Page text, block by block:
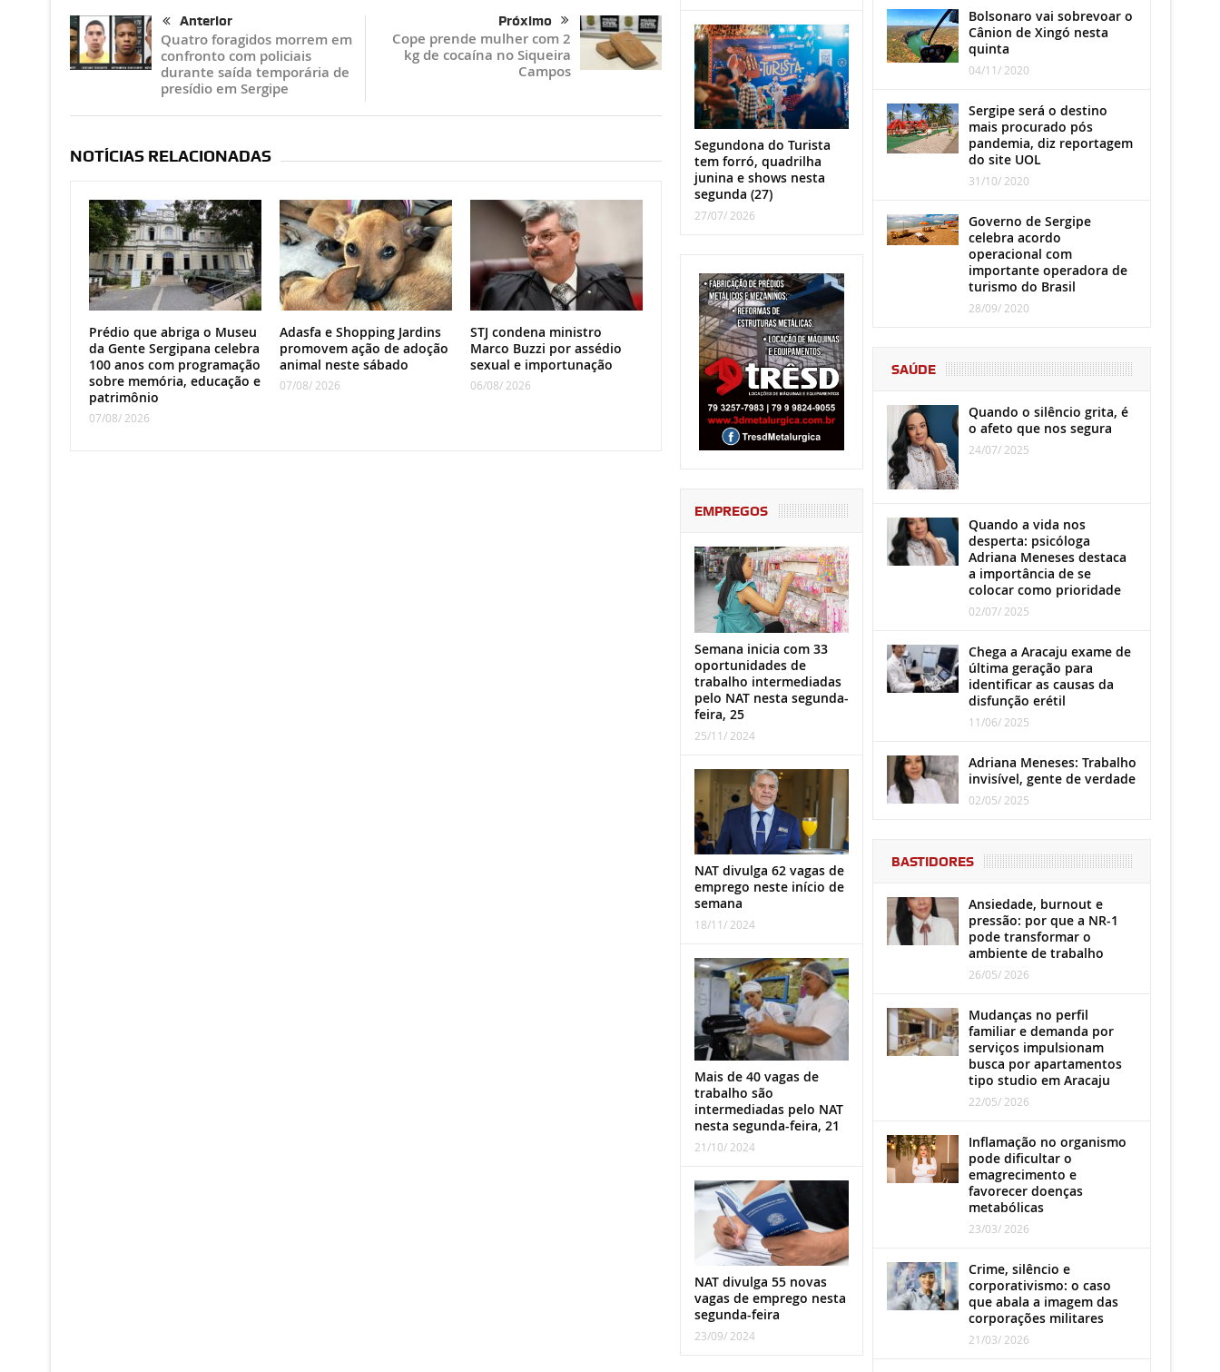
Anterior
Quatro foragidos morrem em
confronto com policiais
durante saída temporária de
presídio em Sergipe
Próximo
Cope prende mulher com 2
kg de cocaína no Siqueira
Campos
NOTÍCIAS RELACIONADAS
Prédio que abriga o Museu
da Gente Sergipana celebra
100 anos com programação
sobre memória, educação e
patrimônio
07/08/ 2026
Adasfa e Shopping Jardins
promovem ação de adoção
animal neste sábado
07/08/ 2026
STJ condena ministro
Marco Buzzi por assédio
sexual e importunação
06/08/ 2026
Segundona do Turista
tem forró, quadrilha
junina e shows nesta
segunda (27)
27/07/ 2026
EMPREGOS
Semana inicia com 33
oportunidades de
trabalho intermediadas
pelo NAT nesta segunda-
feira, 25
25/11/ 2024
NAT divulga 62 vagas de
emprego neste início de
semana
18/11/ 2024
Mais de 40 vagas de
trabalho são
intermediadas pelo NAT
nesta segunda-feira, 21
21/10/ 2024
NAT divulga 55 novas
vagas de emprego nesta
segunda-feira
23/09/ 2024
Bolsonaro vai sobrevoar o
Cânion de Xingó nesta
quinta
04/11/ 2020
Sergipe será o destino
mais procurado pós
pandemia, diz reportagem
do site UOL
31/10/ 2020
Governo de Sergipe
celebra acordo
operacional com
importante operadora de
turismo do Brasil
28/09/ 2020
SAÚDE
Quando o silêncio grita, é
o afeto que nos segura
24/07/ 2025
Quando a vida nos
desperta: psicóloga
Adriana Meneses destaca
a importância de se
colocar como prioridade
02/07/ 2025
Chega a Aracaju exame de
última geração para
identificar as causas da
disfunção erétil
11/06/ 2025
Adriana Meneses: Trabalho
invisível, gente de verdade
02/05/ 2025
BASTIDORES
Ansiedade, burnout e
pressão: por que a NR-1
pode transformar o
ambiente de trabalho
26/05/ 2026
Mudanças no perfil
familiar e demanda por
serviços impulsionam
busca por apartamentos
tipo studio em Aracaju
22/05/ 2026
Inflamação no organismo
pode dificultar o
emagrecimento e
favorecer doenças
metabólicas
23/03/ 2026
Crime, silêncio e
corporativismo: o caso
que abala a imagem das
corporações militares
21/03/ 2026